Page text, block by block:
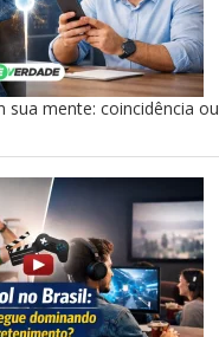
sua mente: coincidência ou